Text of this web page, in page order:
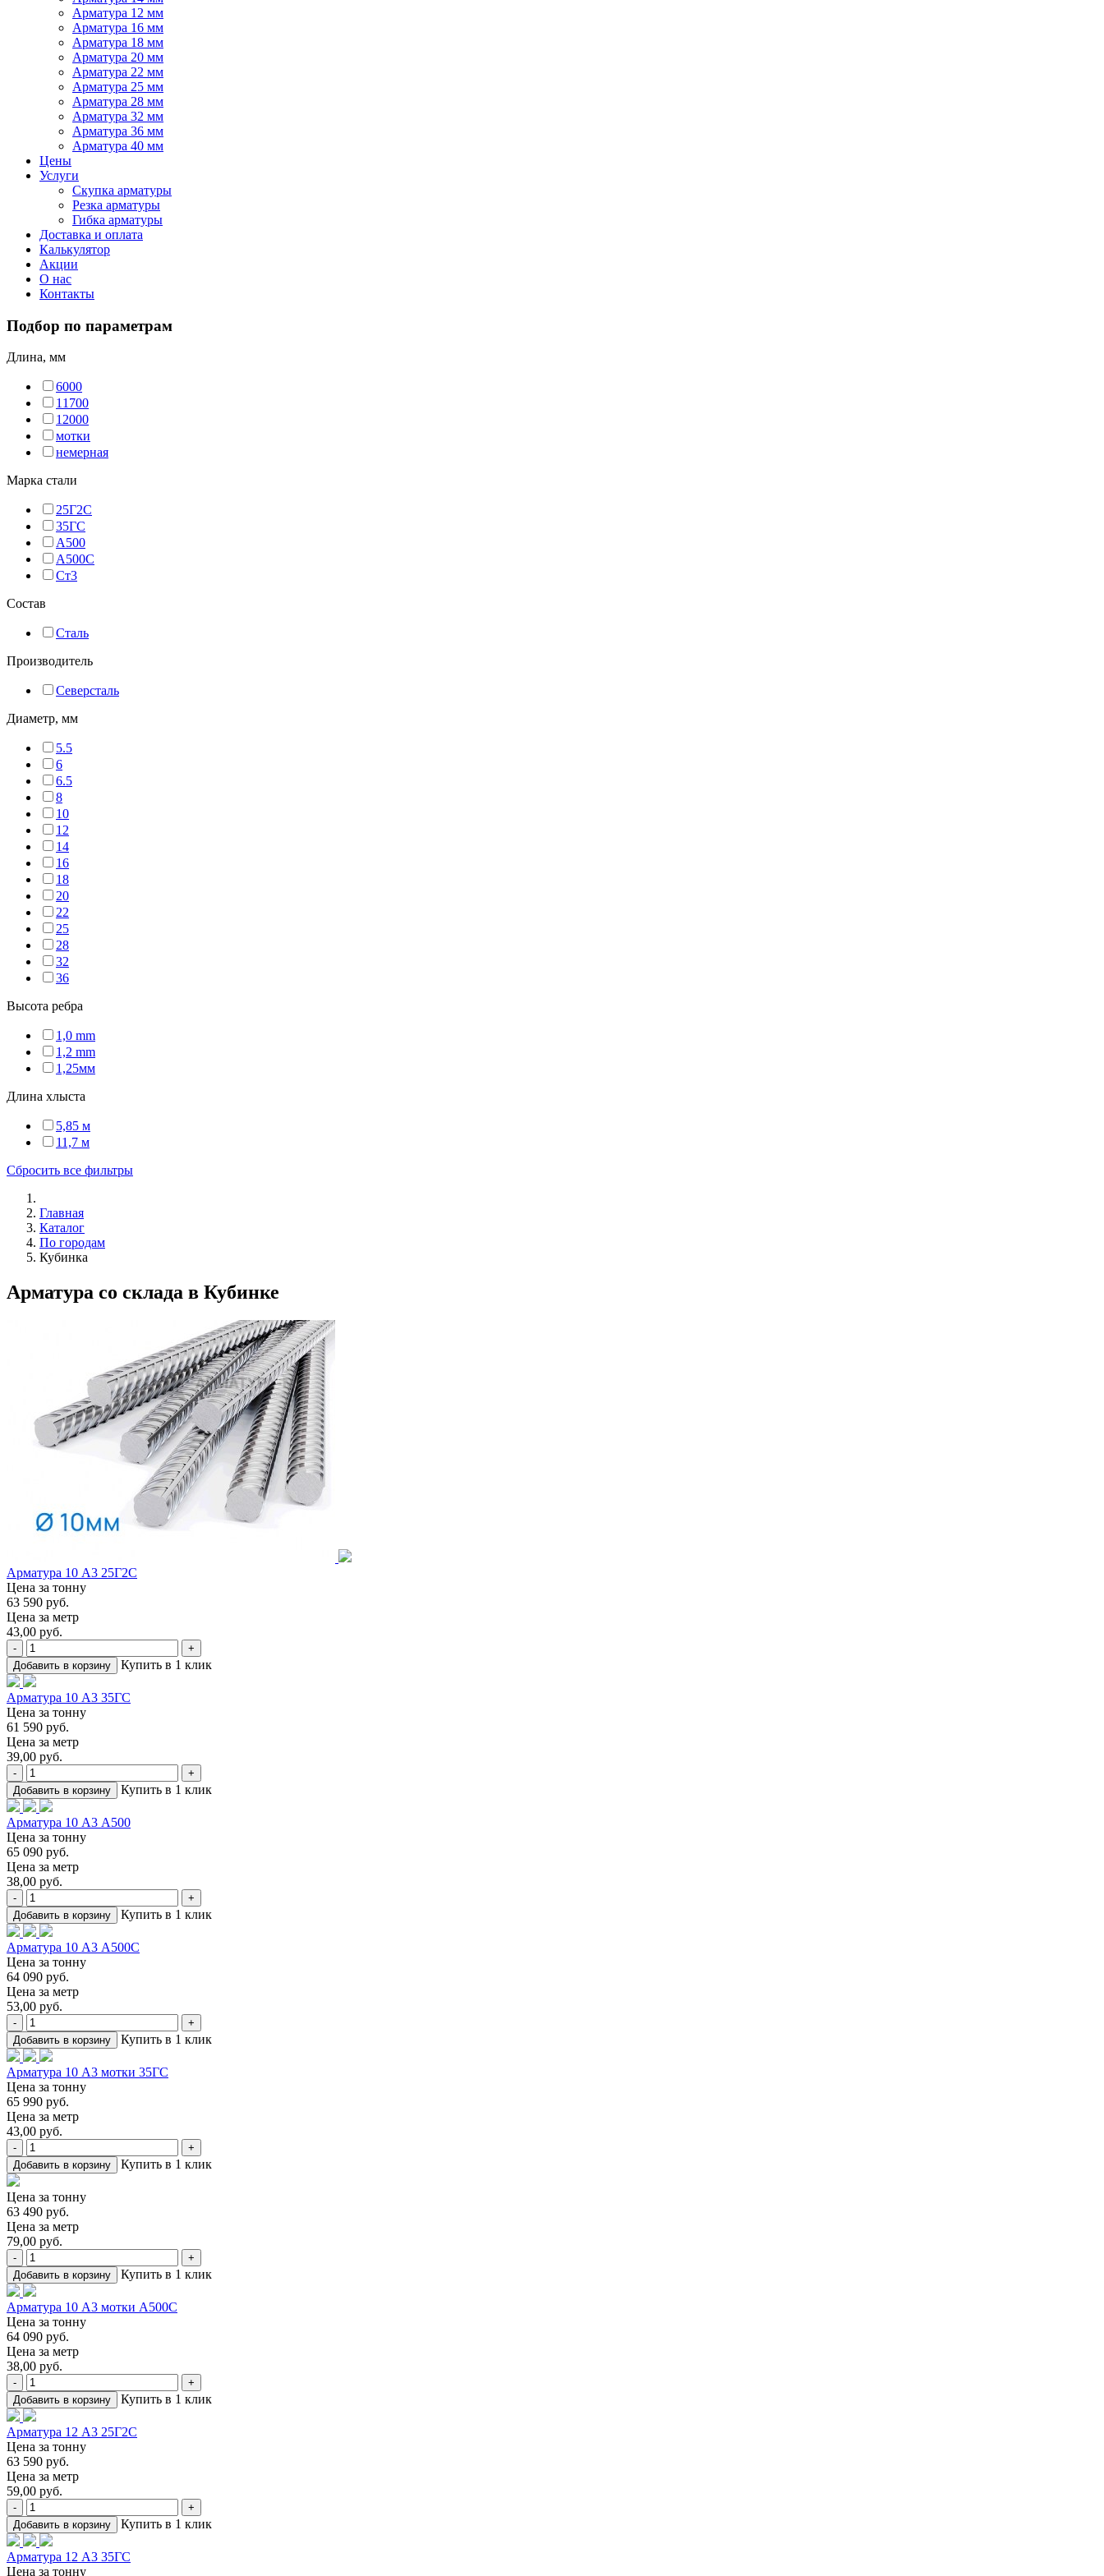
Арматура 12 мм
Арматура 16 мм
Арматура 18 мм
Арматура 20 мм
Арматура 22 мм
Арматура 25 мм
Арматура 28 мм
Арматура 32 мм
Арматура 36 мм
Арматура 40 мм
Цены
Услуги
Скупка арматуры
Резка арматуры
Гибка арматуры
Доставка и оплата
Калькулятор
Акции
О нас
Контакты
Подбор по параметрам
Длина, мм
6000
11700
12000
мотки
немерная
Марка стали
25Г2С
35ГС
А500
А500С
Ст3
Состав
Сталь
Производитель
Северсталь
Диаметр, мм
5.5
6
6.5
8
10
12
14
16
18
20
22
25
28
32
36
Высота ребра
1,0 mm
1,2 mm
1,25мм
Длина хлыста
5,85 м
11,7 м
Сбросить все фильтры
Главная
Каталог
По городам
Кубинка
Арматура со склада в Кубинке
Арматура 10 А3 25Г2С
Цена за тонну
63 590 руб.
Цена за метр
43,00 руб.
-
+
Добавить в корзину
Купить в 1 клик
Арматура 10 А3 35ГС
Цена за тонну
61 590 руб.
Цена за метр
39,00 руб.
-
+
Добавить в корзину
Купить в 1 клик
Арматура 10 А3 А500
Цена за тонну
65 090 руб.
Цена за метр
38,00 руб.
-
+
Добавить в корзину
Купить в 1 клик
Арматура 10 А3 А500С
Цена за тонну
64 090 руб.
Цена за метр
53,00 руб.
-
+
Добавить в корзину
Купить в 1 клик
Арматура 10 А3 мотки 35ГС
Цена за тонну
65 990 руб.
Цена за метр
43,00 руб.
-
+
Добавить в корзину
Купить в 1 клик
Цена за тонну
63 490 руб.
Цена за метр
79,00 руб.
-
+
Добавить в корзину
Купить в 1 клик
Арматура 10 А3 мотки А500С
Цена за тонну
64 090 руб.
Цена за метр
38,00 руб.
-
+
Добавить в корзину
Купить в 1 клик
Арматура 12 А3 25Г2С
Цена за тонну
63 590 руб.
Цена за метр
59,00 руб.
-
+
Добавить в корзину
Купить в 1 клик
Арматура 12 А3 35ГС
Цена за тонну